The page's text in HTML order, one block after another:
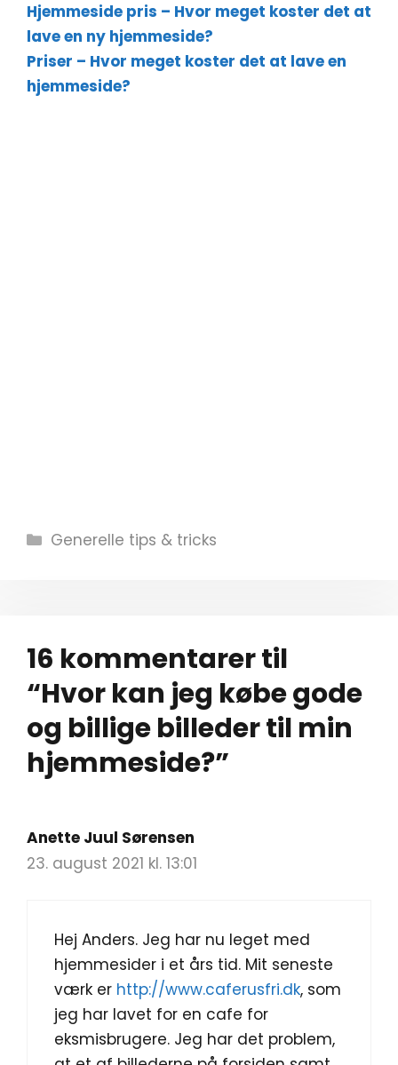
Hjemmeside pris – Hvor meget koster det at
lave en ny hjemmeside?
Priser – Hvor meget koster det at lave en
hjemmeside?
Kategorier
Generelle tips & tricks
16 kommentarer til
“Hvor kan jeg købe gode
og billige billeder til min
hjemmeside?”
Anette Juul Sørensen
23. august 2021 kl. 13:01
Hej Anders. Jeg har nu leget med
hjemmesider i et års tid. Mit seneste
værk er http://www.caferusfri.dk, som
jeg har lavet for en cafe for
eksmisbrugere. Jeg har det problem,